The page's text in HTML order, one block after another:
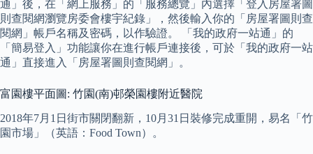
通」後，在「網上服務」的「服務總覽」內選擇「登入房屋署圖
則查閱網瀏覽房委會樓宇紀錄」，然後輸入你的「房屋署圖則查
閱網」帳戶名稱及密碼，以作驗證。 「我的政府一站通」的
「簡易登入」功能讓你在進行帳戶連接後，可於「我的政府一站
通」直接進入「房屋署圖則查閱網」。
富園樓平面圖: 竹園(南)邨榮園樓附近醫院
2018年7月1日街市關閉翻新，10月31日裝修完成重開，易名「竹
園市場」（英語：Food Town）。